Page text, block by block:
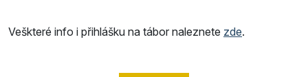
Veškteré info i přihlášku na tábor naleznete zde.